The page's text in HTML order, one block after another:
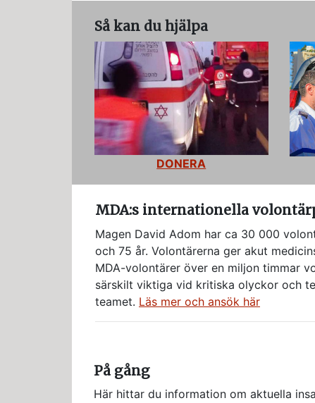
Så kan du hjälpa
DONERA
MDA:s internationella
Magen David Adom har ca 30 000
och 75 år. Volontärerna ger akut
MDA-volontärer över en miljon timmar
särskilt viktiga vid kritiska olyckor och
teamet. Läs mer och ansök här
På gång
Här hittar du information om aktuella